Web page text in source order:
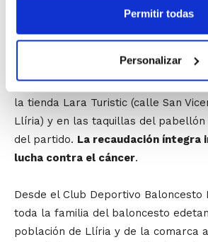
Permitir todas
Personalizar
Grupo Sanz
La entrada solidaria costará 3 € y
la tienda Lara Turistic (calle San
Llíria) y en las taquillas del
del partido. La recaudación íntegra
lucha contra el cáncer.
Desde el Club Deportivo Baloncesto
toda la familia del baloncesto
población de Llíria y de la comarca